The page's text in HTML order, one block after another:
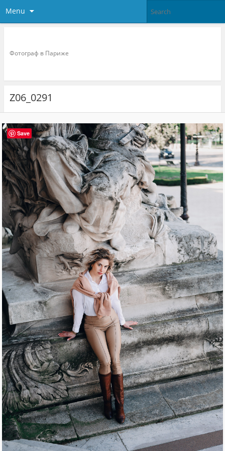
Menu
Фотограф в Париже
Z06_0291
Save